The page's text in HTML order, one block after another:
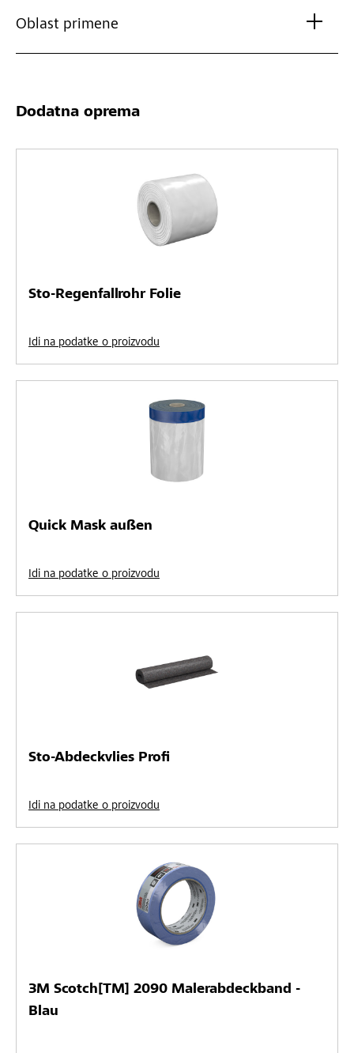
Oblast primene
Dodatna oprema
Sto-Regenfallrohr Folie
Idi na podatke o proizvodu
Quick Mask außen
Idi na podatke o proizvodu
Sto-Abdeckvlies Profi
Idi na podatke o proizvodu
3M Scotch[TM] 2090 Malerabdeckband -
Blau